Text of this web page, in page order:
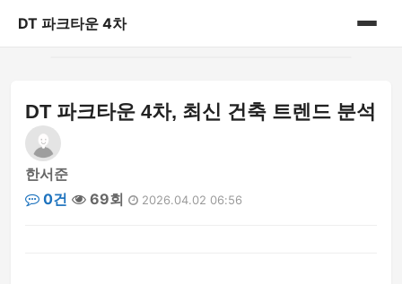
DT 파크타운 4차
게시판
DT 파크타운 4차, 최신 건축 트렌드 분석
한서준
0건
69회 2026.04.02 06:56